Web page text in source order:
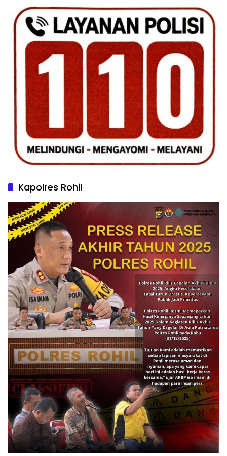
Kapolres Rohil